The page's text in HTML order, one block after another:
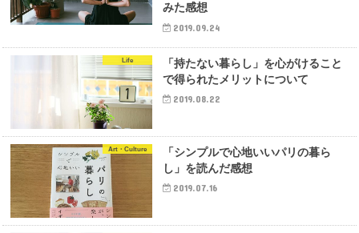
みた感想
2019.09.24
Life
「持たない暮らし」を心がけること
で得られたメリットについて
2019.08.22
Art・Culture
「シンプルで心地いいパリの暮ら
し」を読んだ感想
2019.07.16